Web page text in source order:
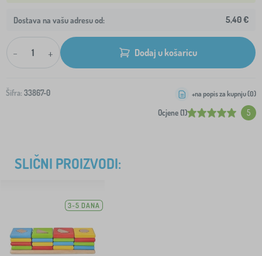
Dostava na vašu adresu od: 5,40 €
- + Dodaj u košaricu
Šifra: 33867-0
Ocjene (1) 5
+na popis za kupnju (0)
SLIČNI PROIZVODI:
3-5 DANA